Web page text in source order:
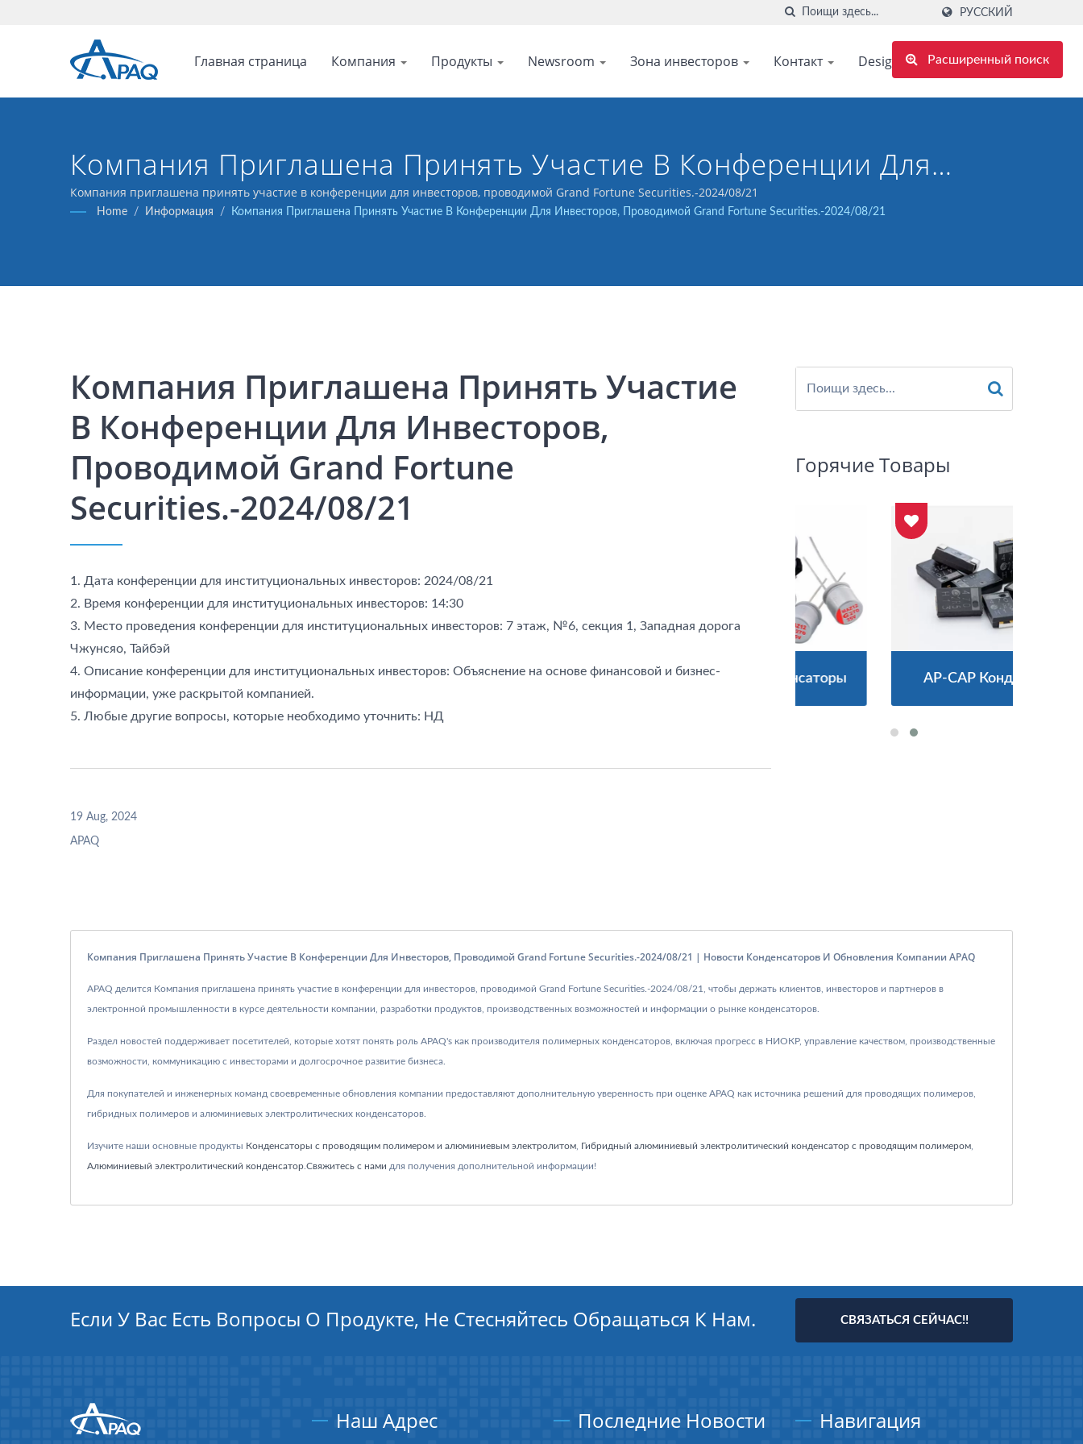
РУССКИЙ
Главная страница Компания Продукты Newsroom Зона инвесторов Контакт Design supportРасширенный поиск
Компания Приглашена Принять Участие В Конференции Для
Инвесторов, Проводимой Grand Fortune Securities.-2024/08/21
Компания приглашена принять участие в конференции для инвесторов, проводимой Grand Fortune Securities.-2024/08/21
Home / Информация / Компания Приглашена Принять Участие В Конференции Для Инвесторов, Проводимой Grand Fortune Securities.-2024/08/21
Компания Приглашена Принять Участие
В Конференции Для Инвесторов,
Проводимой Grand Fortune
Securities.-2024/08/21
1. Дата конференции для институциональных инвесторов: 2024/08/21
2. Время конференции для институциональных инвесторов: 14:30
3. Место проведения конференции для институциональных инвесторов: 7 этаж, №6, секция 1, Западная дорога
Чжунсяо, Тайбэй
4. Описание конференции для институциональных инвесторов: Объяснение на основе финансовой и бизнес-
информации, уже раскрытой компанией.
5. Любые другие вопросы, которые необходимо уточнить: НД
19 Aug, 2024
APAQ
Горячие Товары
Гибридные Конденсаторы AP-CAP Конденсаторы Гибридные Конденсаторы AP-CAP Конденсаторы
Компания Приглашена Принять Участие В Конференции Для Инвесторов, Проводимой Grand Fortune Securities.-2024/08/21 | Новости Конденсаторов И Обновления Компании APAQ
APAQ делится Компания приглашена принять участие в конференции для инвесторов, проводимой Grand Fortune Securities.-2024/08/21, чтобы держать клиентов, инвесторов и партнеров в
электронной промышленности в курсе деятельности компании, разработки продуктов, производственных возможностей и информации о рынке конденсаторов.
Раздел новостей поддерживает посетителей, которые хотят понять роль APAQ's как производителя полимерных конденсаторов, включая прогресс в НИОКР, управление качеством, производственные
возможности, коммуникацию с инвесторами и долгосрочное развитие бизнеса.
Для покупателей и инженерных команд своевременные обновления компании предоставляют дополнительную уверенность при оценке APAQ как источника решений для проводящих полимеров,
гибридных полимеров и алюминиевых электролитических конденсаторов.
Изучите наши основные продукты Конденсаторы с проводящим полимером и алюминиевым электролитом Гибридный алюминиевый электролитический конденсатор с проводящим полимером
Алюминиевый электролитический конденсатор Свяжитесь с нами для получения дополнительной информации!
Если У Вас Есть Вопросы О Продукте, Не Стесняйтесь Обращаться К Нам. СВЯЗАТЬСЯ СЕЙЧАС!!
Наш Адрес Последние Новости Навигация